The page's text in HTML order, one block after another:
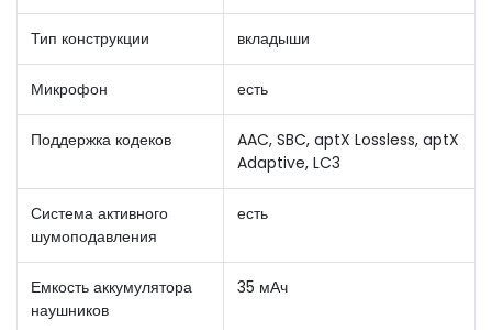
Тип конструкции вкладыши
Микрофон есть
Поддержка кодеков
AAC, SBC, aptX Lossless, aptX
Adaptive, LC3
Система активного
шумоподавления
есть
Емкость аккумулятора
наушников
35 мАч